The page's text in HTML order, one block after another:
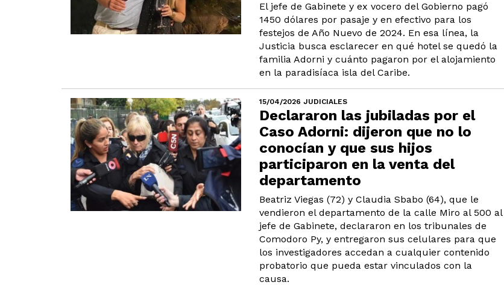
El jefe de Gabinete y ex vocero del Gobierno pagó
1450 dólares por pasaje y en efectivo para los
festejos de Año Nuevo de 2024. En esa línea, la
Justicia busca esclarecer en qué hotel se quedó la
familia Adorni y cuánto pagaron por el alojamiento
en la paradisíaca isla del Caribe.
15/04/2026 JUDICIALES
Declararon las jubiladas por el
Caso Adorni: dijeron que no lo
conocían y que sus hijos
participaron en la venta del
departamento
Beatriz Viegas (72) y Claudia Sbabo (64), que le
vendieron el departamento de la calle Miro al 500 al
jefe de Gabinete, declararon en los tribunales de
Comodoro Py, y entregaron sus celulares para que
los investigadores accedan a cualquier contenido
probatorio que pueda estar vinculados con la
causa.